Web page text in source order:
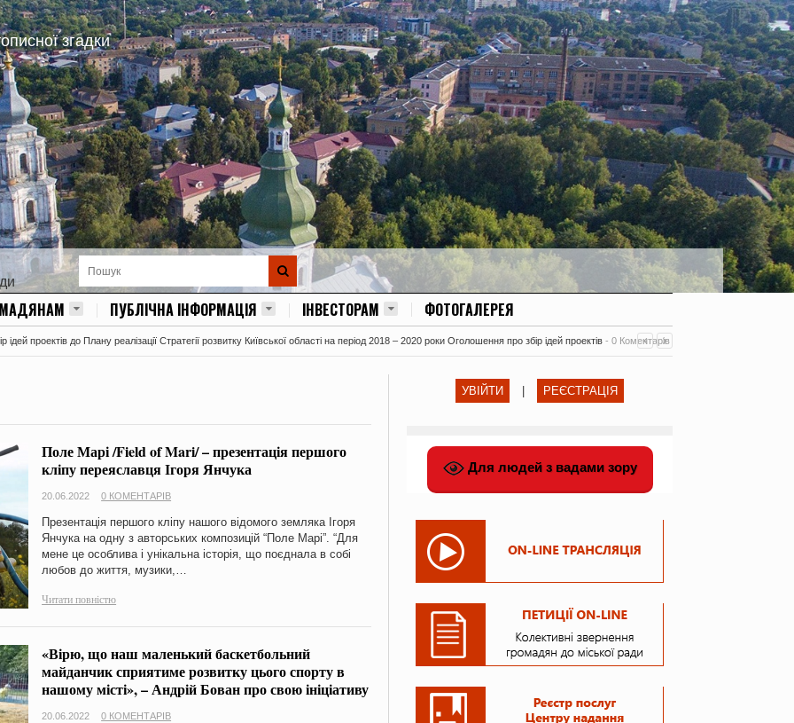
згадки
ПУБЛІЧНА ІНФОРМАЦІЯ ІНВЕСТОРАМ ФОТОГАЛЕРЕЯ
проектів до Плану реалізації Стратегії розвитку Київської області на період 2018 – 2020 роки Оголошення про збір ідей проектів - 0 Коментарів
Поле Марі /Field of Mari/ – презентація першого
кліпу переяславця Ігоря Янчука
20.06.2022 0 КОМЕНТАРІВ
Презентація першого кліпу нашого відомого земляка Ігоря
Янчука на одну з авторських композицій “Поле Марі”. “Для
мене це особлива і унікальна історія, що поєднала в собі
любов до життя, музики,…
Читати повністю
«Вірю, що наш маленький баскетбольний
майданчик сприятиме розвитку цього спорту в
нашому місті», – Андрій Бован про свою ініціативу
20.06.2022 0 КОМЕНТАРІВ
УВІЙТИ РЕЄСТРАЦІЯ
Для людей з вадами зору